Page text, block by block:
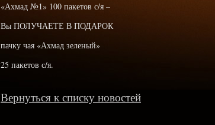
«Ахмад №1» 100 пакетов с/я –
Вы ПОЛУЧАЕТЕ В ПОДАРОК
пачку чая «Ахмад зеленый»
25 пакетов с/я.
Вернуться к списку новостей